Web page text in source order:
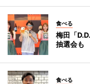
食べる
梅田「
抽選会も
食べる